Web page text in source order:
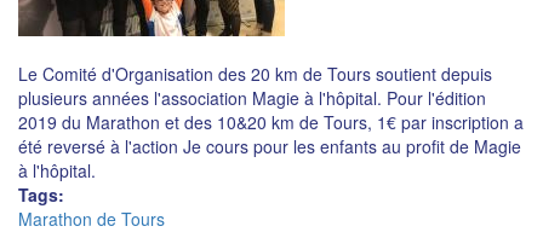
Le Comité d'Organisation des 20 km de Tours soutient depuis
plusieurs années l'association Magie à l'hôpital. Pour l'édition
2019 du Marathon et des 10&20 km de Tours, 1€ par inscription a
été reversé à l'action Je cours pour les enfants au profit de Magie
à l'hôpital.
Tags:
Marathon de Tours